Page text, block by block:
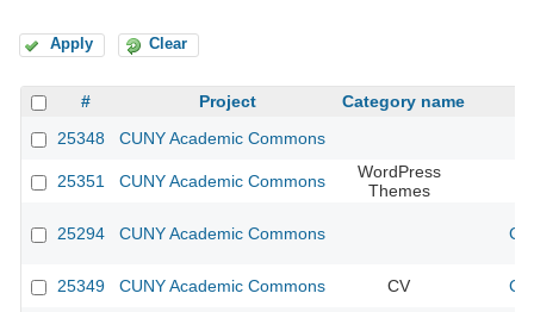
Apply Clear
# Project
Category name
25348
CUNY Academic Commons
25351 CUNY Academic Commons
WordPress
Themes
25294 CUNY Academic Commons
25349 CUNY Academic Commons CV